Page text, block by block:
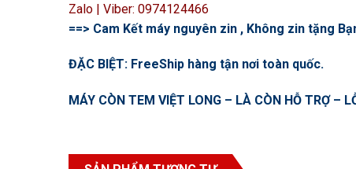
Zalo | Viber: 0974124466
==> Cam Kết máy nguyên zin , Không zin tặng
ĐẶC BIỆT: FreeShip hàng tận nơi toàn quốc.
MÁY CÒN TEM VIỆT LONG – LÀ CÒN HỖ TRỢ –